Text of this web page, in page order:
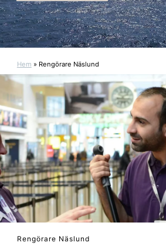
Hem » Rengörare Näslund
Rengörare Näslund